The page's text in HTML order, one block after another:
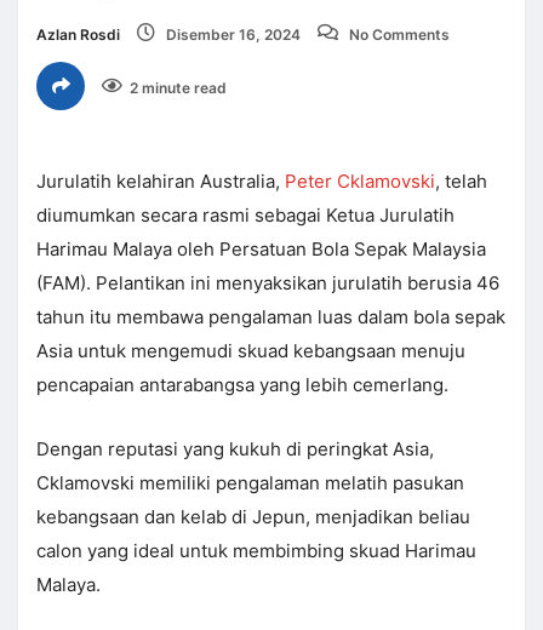
Azlan Rosdi Disember 16, 2024 No Comments
2 minute read
Jurulatih kelahiran Australia, Peter Cklamovski, telah
diumumkan secara rasmi sebagai Ketua Jurulatih
Harimau Malaya oleh Persatuan Bola Sepak Malaysia
(FAM). Pelantikan ini menyaksikan jurulatih berusia 46
tahun itu membawa pengalaman luas dalam bola sepak
Asia untuk mengemudi skuad kebangsaan menuju
pencapaian antarabangsa yang lebih cemerlang.
Dengan reputasi yang kukuh di peringkat Asia,
Cklamovski memiliki pengalaman melatih pasukan
kebangsaan dan kelab di Jepun, menjadikan beliau
calon yang ideal untuk membimbing skuad Harimau
Malaya.